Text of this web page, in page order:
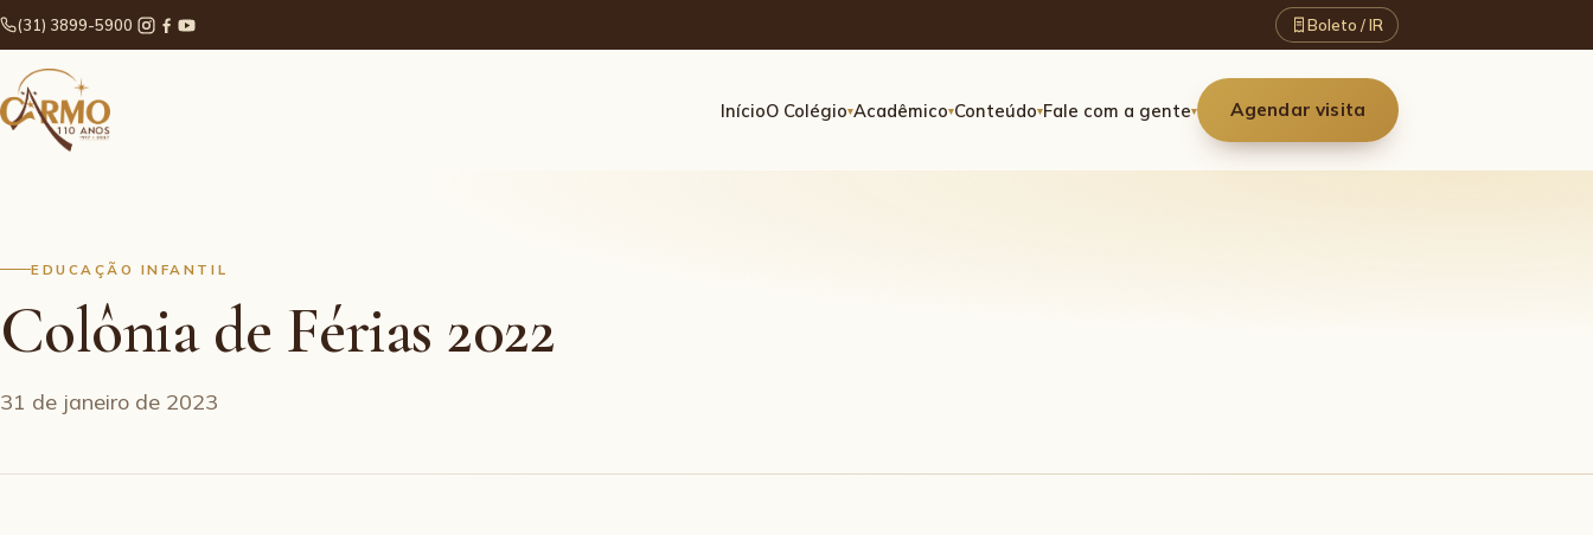
(31) 3899-5900 Boleto / IR
InícioO Colégio▾Acadêmico▾Conteúdo▾Fale com a gente▾ Agendar visita
EDUCAÇÃO INFANTIL
Colônia de Férias 2022
31 de janeiro de 2023